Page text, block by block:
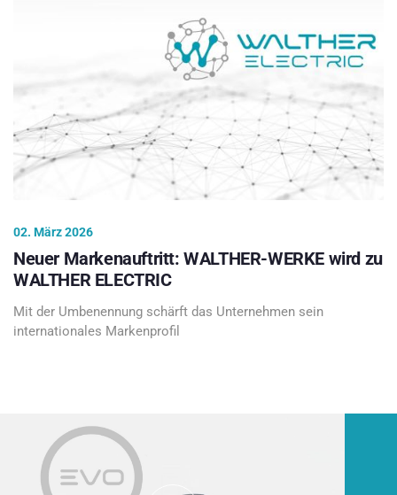
02. März 2026
Neuer Markenauftritt: WALTHER-WERKE wird zu
WALTHER ELECTRIC
Mit der Umbenennung schärft das Unternehmen sein
internationales Markenprofil